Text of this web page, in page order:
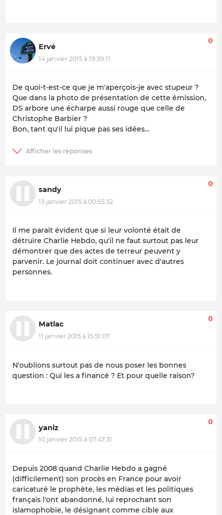
Ervé
14 janvier 2015 à 19:39:11
0
De quoi-t-est-ce que je m'aperçois-je avec stupeur ?
Que dans la photo de présentation de cette émission,
DS arbore une écharpe aussi rouge que celle de
Christophe Barbier ?
Bon, tant qu'il lui pique pas ses idées...
sandy
13 janvier 2015 à 00:55:52
0
Il me parait évident que si leur volonté était de
détruire Charlie Hebdo, qu'il ne faut surtout pas leur
démontrer que des actes de terreur peuvent y
parvenir. Le journal doit continuer avec d'autres
personnes.
Matlac
11 janvier 2015 à 15:51:07
0
N'oublions surtout pas de nous poser les bonnes
question : Qui les a financé ? Et pour quelle raison?
yaniz
10 janvier 2015 à 07:47:31
0
Depuis 2008 quand Charlie Hebdo a gagné
(difficilement) son procès en France pour avoir
caricaturé le prophète, les médias et les politiques
français l'ont abandonné, lui reprochant son
islamophobie, le désignant comme cible aux